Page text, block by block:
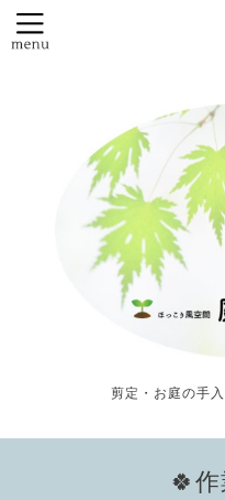
剪定・お庭
🍀